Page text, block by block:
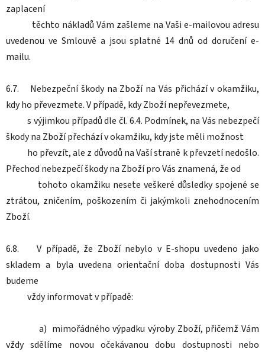
zaplacení
těchto nákladů Vám zašleme na Vaši e-mailovou adresu
uvedenou ve Smlouvě a jsou splatné 14 dnů od doručení e-
mailu.
6.7. Nebezpeční škody na Zboží na Vás přichází v okamžiku,
kdy ho převezmete. V případě, kdy Zboží nepřevezmete,
s výjimkou případů dle čl. 6.4. Podmínek, na Vás nebezpečí
škody na Zboží přechází v okamžiku, kdy jste měli možnost
ho převzít, ale z důvodů na Vaší straně k převzetí nedošlo.
Přechod nebezpečí škody na Zboží pro Vás znamená, že od
tohoto okamžiku nesete veškeré důsledky spojené se
ztrátou, zničením, poškozením či jakýmkoli znehodnocením
Zboží.
6.8. V případě, že Zboží nebylo v E-shopu uvedeno jako
skladem a byla uvedena orientační doba dostupnosti Vás
budeme
vždy informovat v případě:
a) mimořádného výpadku výroby Zboží, přičemž Vám
vždy sdělíme novou očekávanou dobu dostupnosti nebo